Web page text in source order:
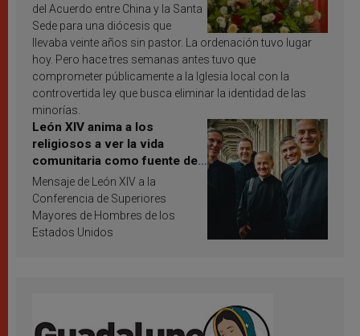
del Acuerdo entre China y la Santa
Sede para una diócesis que
llevaba veinte años sin pastor. La ordenación tuvo lugar
hoy. Pero hace tres semanas antes tuvo que
comprometer públicamente a la Iglesia local con la
controvertida ley que busca eliminar la identidad de las
minorías.
León XIV anima a los
religiosos a ver la vida
comunitaria como fuente de
inspiración y santificación
Mensaje de León XIV a la
Conferencia de Superiores
Mayores de Hombres de los
Estados Unidos